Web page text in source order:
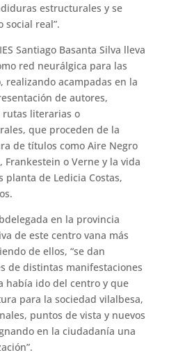
estructurales y se
social real”.
Santiago Basanta Silva lleva
red neurálgica para las
realizando acampadas en la
de autores,
literarias o
que proceden de la
de títulos como Aire Negro
Frankestein o Verne y la vida
planta de Ledicia Costas,
en la provincia
de este centro vana más
de ellos, “se dan
de distintas manifestaciones
había ido del centro y que
para la sociedad vilalbesa,
puntos de vista y nuevos
en la ciudadanía una